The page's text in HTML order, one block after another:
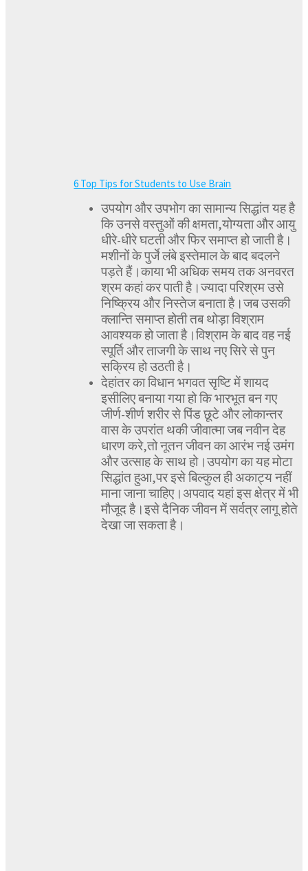
6 Top Tips for Students to Use Brain
उपयोग और उपभोग का सामान्य सिद्धांत यह है
कि उनसे वस्तुओं की क्षमता,योग्यता और आयु
धीरे-धीरे घटती और फिर समाप्त हो जाती है।
मशीनों के पुर्जे लंबे इस्तेमाल के बाद बदलने
पड़ते हैं।काया भी अधिक समय तक अनवरत
श्रम कहां कर पाती है।ज्यादा परिश्रम उसे
निष्क्रिय और निस्तेज बनाता है।जब उसकी
क्लान्ति समाप्त होती तब थोड़ा विश्राम
आवश्यक हो जाता है।विश्राम के बाद वह नई
स्पूर्ति और ताजगी के साथ नए सिरे से पुन
सक्रिय हो उठती है।
देहांतर का विधान भगवत सृष्टि में शायद
इसीलिए बनाया गया हो कि भारभूत बन गए
जीर्ण-शीर्ण शरीर से पिंड छूटे और लोकान्तर
वास के उपरांत थकी जीवात्मा जब नवीन देह
धारण करे,तो नूतन जीवन का आरंभ नई उमंग
और उत्साह के साथ हो।उपयोग का यह मोटा
सिद्धांत हुआ,पर इसे बिल्कुल ही अकाट्य नहीं
माना जाना चाहिए।अपवाद यहां इस क्षेत्र में भी
मौजूद है।इसे दैनिक जीवन में सर्वत्र लागू होते
देखा जा सकता है।